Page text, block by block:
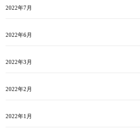
2022年7月
2022年6月
2022年3月
2022年2月
2022年1月